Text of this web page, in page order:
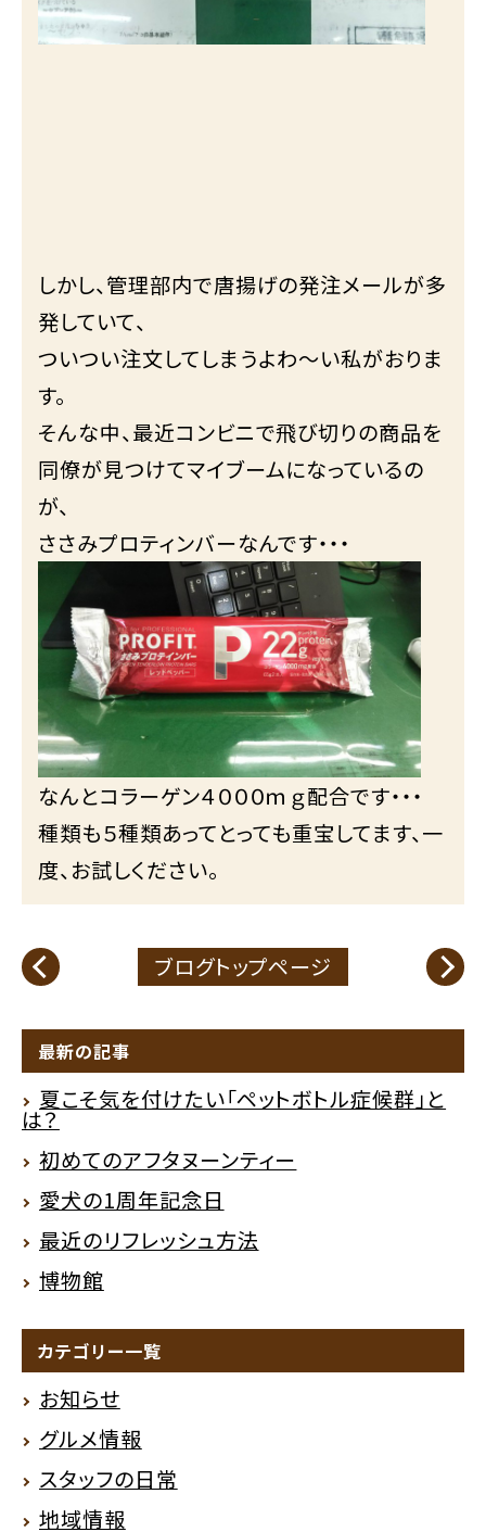
しかし、管理部内で唐揚げの発注メールが多
発していて、
ついつい注文してしまうよわ～い私がおりま
す。
そんな中、最近コンビニで飛び切りの商品を
同僚が見つけてマイブームになっているの
が、
ささみプロティンバーなんです・・・
なんとコラーゲン４０００ｍｇ配合です・・・
種類も５種類あってとっても重宝してます、一
度、お試しください。
ブログトップページ
最新の記事
夏こそ気を付けたい「ペットボトル症候群」と
は？
初めてのアフタヌーンティー
愛犬の1周年記念日
最近のリフレッシュ方法
博物館
カテゴリー一覧
お知らせ
グルメ情報
スタッフの日常
地域情報